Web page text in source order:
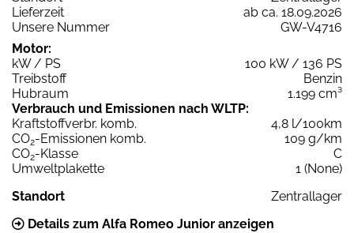
Lieferzeit
ab ca. 18.09.2026
Unsere Nummer
GW-V4716
Motor:
kW / PS
100 kW / 136 PS
Treibstoff
Benzin
Hubraum
1.199 cm³
Verbrauch und Emissionen nach WLTP:
Kraftstoffverbr. komb.
4,8 l/100km
CO2-Emissionen komb.
109 g/km
CO2-Klasse
C
Umweltplakette
1 (None)
Standort
Zentrallager
Details zum Alfa Romeo Junior anzeigen